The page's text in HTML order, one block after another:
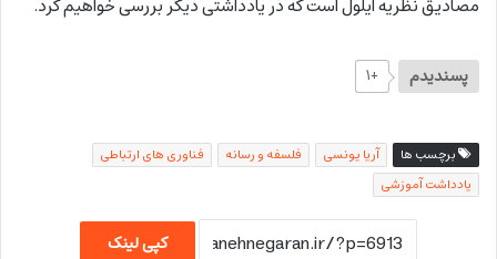
پسندیدم +۱
برچسب ها آریا یونسی فلسفه و رسانه
فناوری های ارتباطی
یادداشت آموزشی
کپی لینک